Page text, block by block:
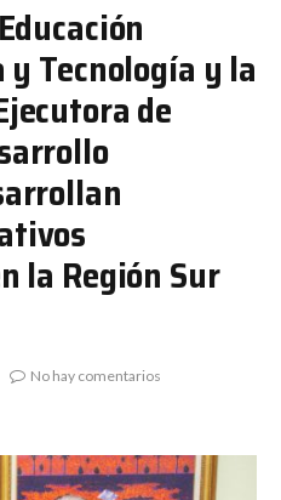
y Tecnología y la
de
la Región Sur
No hay comentarios